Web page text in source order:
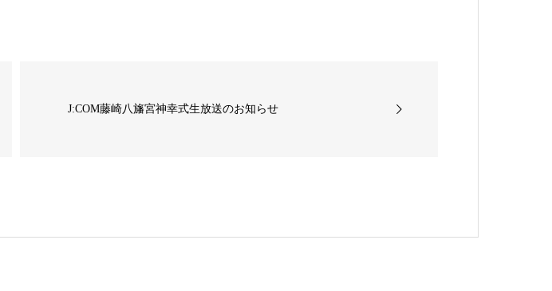
J:COM藤崎八旛宮神幸式生放送のお知らせ